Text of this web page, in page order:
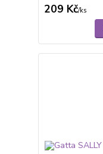
209 Kč/ks